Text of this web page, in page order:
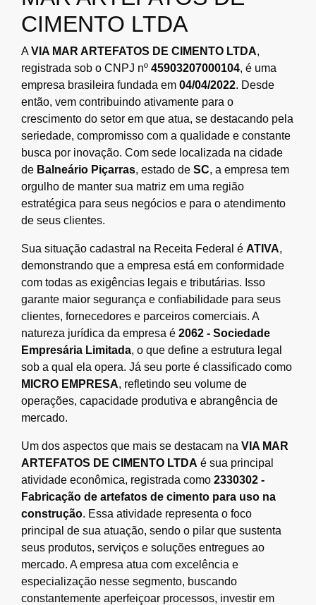
CIMENTO LTDA
AVIA MAR ARTEFATOS DE CIMENTO LTDA,
registrada sob o CNPJ nº 45903207000104, é uma
empresa brasileira fundada em 04/04/2022. Desde
então, vem contribuindo ativamente para o
crescimento do setor em que atua, se destacando pela
seriedade, compromisso com a qualidade e constante
busca por inovação. Com sede localizada na cidade
de Balneário Piçarras, estado de SC, a empresa tem
orgulho de manter sua matriz em uma região
estratégica para seus negócios e para o atendimento
de seus clientes.
Sua situação cadastral na Receita Federal é ATIVA,
demonstrando que a empresa está em conformidade
com todas as exigências legais e tributárias. Isso
garante maior segurança e confiabilidade para seus
clientes, fornecedores e parceiros comerciais. A
natureza jurídica da empresa é 2062 - Sociedade
Empresária Limitada, o que define a estrutura legal
sob a qual ela opera. Já seu porte é classificado como
MICRO EMPRESA, refletindo seu volume de
operações, capacidade produtiva e abrangência de
mercado.
Um dos aspectos que mais se destacam na VIA MAR
ARTEFATOS DE CIMENTO LTDA é sua principal
atividade econômica, registrada como 2330302 -
Fabricação de artefatos de cimento para uso na
construção. Essa atividade representa o foco
principal de sua atuação, sendo o pilar que sustenta
seus produtos, serviços e soluções entregues ao
mercado. A empresa atua com excelência e
especialização nesse segmento, buscando
constantemente aperfeiçoar processos, investir em